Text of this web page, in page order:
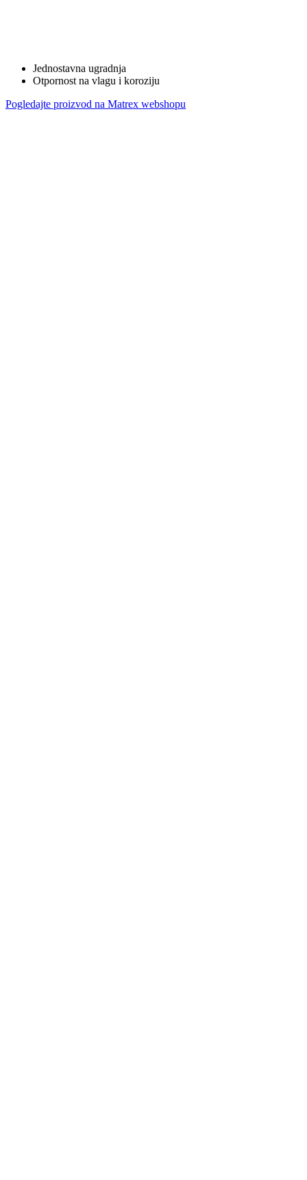
Jednostavna ugradnja
Otpornost na vlagu i koroziju
Pogledajte proizvod na Matrex webshopu